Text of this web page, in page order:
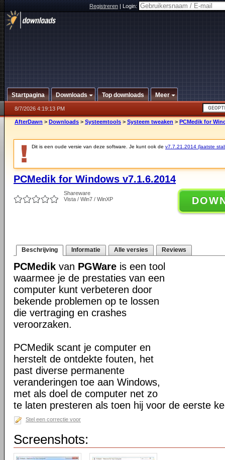
Registreren|Login:
Startpagina Downloads Top downloads Meer
8/7/2026 4:19:13 PM
AfterDawn > Downloads > Systeemtools > Systeem tweaken > PCMedik for
Dit is een oude versie van deze software. Je kunt ook de v7.7.21.2014 (laatste
PCMedik for Windows v7.1.6.2014
Shareware
Vista / Win7 / WinXP
Beschrijving Informatie Alle versies Reviews
PCMedik van PGWare is een tool
waarmee je de prestaties van een
computer kunt verbeteren door
bekende problemen op te lossen
die vertraging en crashes
veroorzaken.
PCMedik scant je computer en
herstelt de ontdekte fouten, het
past diverse permanente
veranderingen toe aan Windows,
met als doel de computer net zo
te laten presteren als toen hij voor de eerste
Stel een correctie voor
Screenshots: